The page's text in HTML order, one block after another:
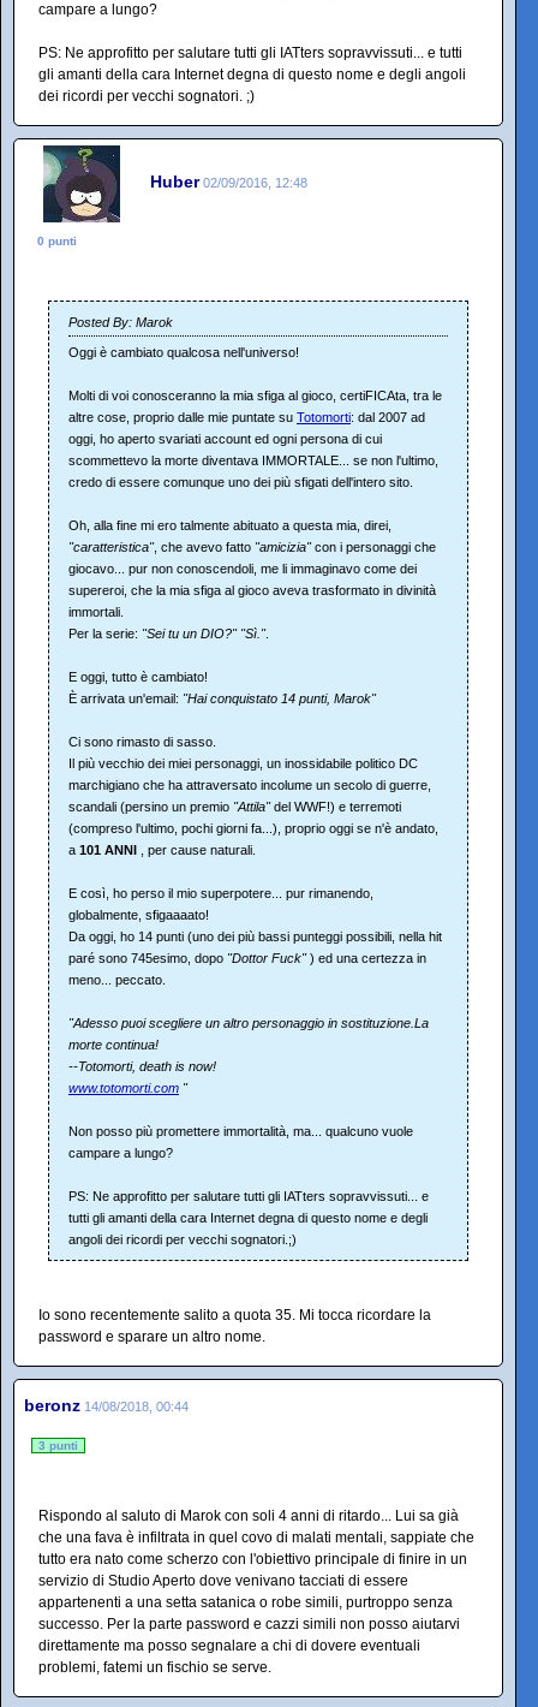
campare a lungo?
PS: Ne approfitto per salutare tutti gli IATters sopravvissuti... e tutti
gli amanti della cara Internet degna di questo nome e degli angoli
dei ricordi per vecchi sognatori. ;)
Huber 02/09/2016, 12:48
0 punti
Posted By: Marok
Oggi è cambiato qualcosa nell'universo!
Molti di voi conosceranno la mia sfiga al gioco, certiFICAta, tra le
altre cose, proprio dalle mie puntate su Totomorti: dal 2007 ad
oggi, ho aperto svariati account ed ogni persona di cui
scommettevo la morte diventava IMMORTALE... se non l'ultimo,
credo di essere comunque uno dei più sfigati dell'intero sito.
Oh, alla fine mi ero talmente abituato a questa mia, direi,
"caratteristica", che avevo fatto "amicizia"con i personaggi che
giocavo... pur non conoscendoli, me li immaginavo come dei
supereroi, che la mia sfiga al gioco aveva trasformato in divinità
immortali.
Per la serie: "Sei tu un DIO?" "Sì.".
E oggi, tutto è cambiato!
È arrivata un'email: "Hai conquistato 14 punti, Marok"
Ci sono rimasto di sasso.
Il più vecchio dei miei personaggi, un inossidabile politico DC
marchigiano che ha attraversato incolume un secolo di guerre,
scandali (persino un premio "Attila"del WWF!) e terremoti
(compreso l'ultimo, pochi giorni fa...), proprio oggi se n'è andato,
a 101 ANNI , per cause naturali.
E così, ho perso il mio superpotere... pur rimanendo,
globalmente, sfigaaaato!
Da oggi, ho 14 punti (uno dei più bassi punteggi possibili, nella hit
paré sono 745esimo, dopo "Dottor Fuck") ed una certezza in
meno... peccato.
"Adesso puoi scegliere un altro personaggio in sostituzione.La
morte continua!
--Totomorti, death is now!
www.totomorti.com "
Non posso più promettere immortalità, ma... qualcuno vuole
campare a lungo?
PS: Ne approfitto per salutare tutti gli IATters sopravvissuti... e
tutti gli amanti della cara Internet degna di questo nome e degli
angoli dei ricordi per vecchi sognatori.;)
Io sono recentemente salito a quota 35. Mi tocca ricordare la
password e sparare un altro nome.
beronz 14/08/2018, 00:44
3 punti
Rispondo al saluto di Marok con soli 4 anni di ritardo... Lui sa già
che una fava è infiltrata in quel covo di malati mentali, sappiate che
tutto era nato come scherzo con l'obiettivo principale di finire in un
servizio di Studio Aperto dove venivano tacciati di essere
appartenenti a una setta satanica o robe simili, purtroppo senza
successo. Per la parte password e cazzi simili non posso aiutarvi
direttamente ma posso segnalare a chi di dovere eventuali
problemi, fatemi un fischio se serve.